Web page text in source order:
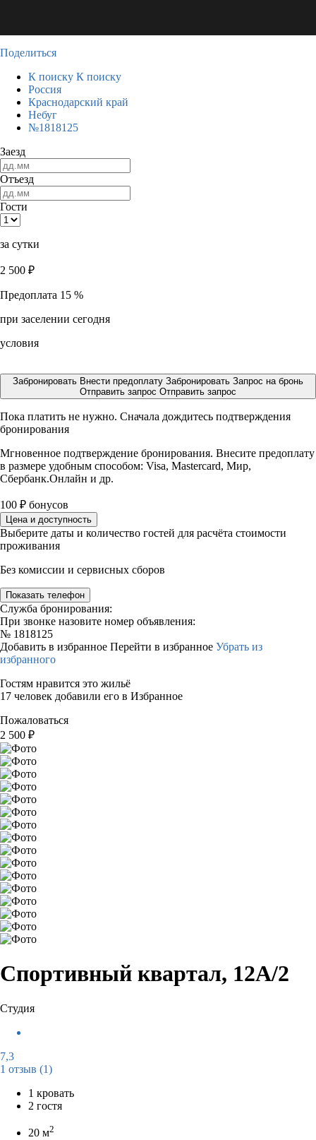
Поделиться
К поиску К поиску
Россия
Краснодарский край
Небуг
№1818125
Заезд
Отъезд
Гости
за сутки
2 500 ₽
Предоплата 15 %
при заселении сегодня
условия
Забронировать Внести предоплату Забронировать Запрос на бронь
Отправить запрос Отправить запрос
Пока платить не нужно. Сначала дождитесь подтверждения
бронирования
Мгновенное подтверждение бронирования. Внесите предоплату
в размере удобным способом: Visa, Mastercard, Мир,
Сбербанк.Онлайн и др.
100 ₽ бонусов
Цена и доступность
Выберите даты и количество гостей для расчёта стоимости
проживания
Без комиссии и сервисных сборов
Показать телефон
Служба бронирования:
При звонке назовите номер объявления:
№ 1818125
Добавить в избранное Перейти в избранное Убрать из
избранного
Гостям нравится это жильё
17 человек добавили его в Избранное
Пожаловаться
2 500 ₽
Спортивный квартал, 12А/2
Студия
7,3
1 отзыв (1)
1 кровать
2 гостя
20 м2